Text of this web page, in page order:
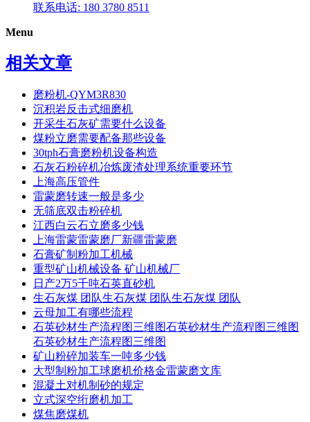
联系电话: 180 3780 8511
Menu
相关文章
磨粉机-QYM3R830
沉积岩反击式细磨机
开采生石灰矿需要什么设备
煤粉立磨需要配备那些设备
30tph石膏磨粉机设备构造
石灰石粉碎机冶炼废渣处理系统重要环节
上海高压管件
雷蒙磨转速一般是多少
无筛底双击粉碎机
江西白云石立磨多少钱
上海雷蒙雷蒙磨厂新疆雷蒙磨
石膏矿制粉加工机械
重型矿山机械设备 矿山机械厂
日产2万5千吨石英直砂机
生石灰煤 团队生石灰煤 团队生石灰煤 团队
云母加工有哪些流程
石英砂材生产流程图三维图石英砂材生产流程图三维图
石英砂材生产流程图三维图
矿山粉碎加装车一吨多少钱
大型制粉加工球磨机价格金雷蒙磨文库
混凝土对机制砂的规定
立式深空绗磨机加工
煤焦磨煤机